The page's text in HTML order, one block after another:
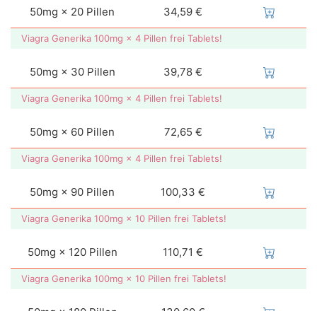
50mg × 20 Pillen 34,59 €
Viagra Generika 100mg × 4 Pillen frei Tablets!
50mg × 30 Pillen 39,78 €
Viagra Generika 100mg × 4 Pillen frei Tablets!
50mg × 60 Pillen 72,65 €
Viagra Generika 100mg × 4 Pillen frei Tablets!
50mg × 90 Pillen 100,33 €
Viagra Generika 100mg × 10 Pillen frei Tablets!
50mg × 120 Pillen 110,71 €
Viagra Generika 100mg × 10 Pillen frei Tablets!